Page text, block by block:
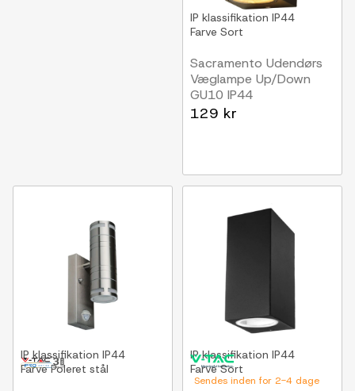
IP klassifikation IP44
Farve Sort
Sacramento Udendørs
Væglampe Up/Down
GU10 IP44
Sort
129 kr
IP klassifikation IP44
FarvePoleret stål
Sendes inden for 2-4 dage
IP klassifikation IP44
FarveSort